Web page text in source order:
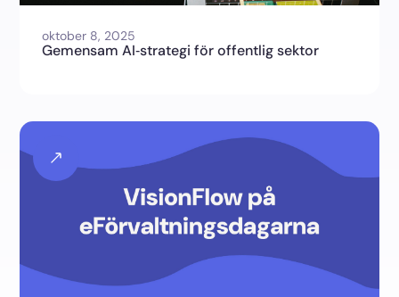
oktober 8, 2025
Gemensam AI‑strategi för offentlig sektor